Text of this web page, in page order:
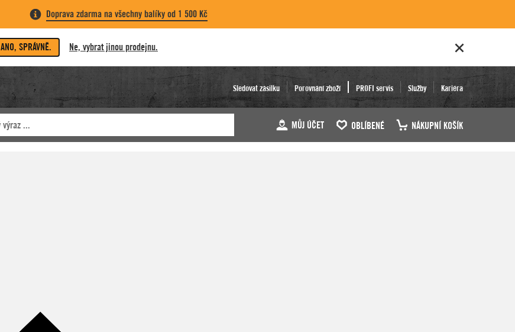
Doprava zdarma na všechny balíky od 1 500 Kč
ANO, SPRÁVNĚ. Ne, vybrat jinou prodejnu.
Sledovat zásilku Porovnání zboží PROFI servis Služby Kariéra
MŮJ ÚČET OBLÍBENÉ NÁKUPNÍ KOŠÍK